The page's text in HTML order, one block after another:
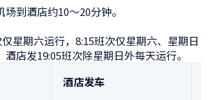
到酒店约10～20分钟。
星期六运行，8:15班次仅星期六、星期日
店发19:05班次除星期日外每天运行。
酒店发车